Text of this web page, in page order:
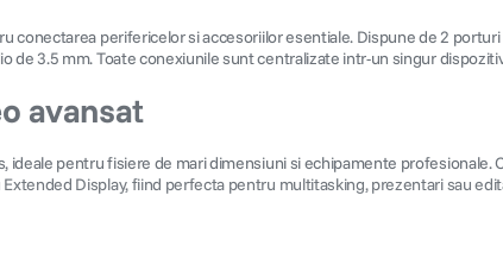
perifericelor si accesoriilor esentiale. Dispune de 2
de 3.5 mm. Toate conexiunile sunt centralizate intr-un singur
avansat
ideale pentru fisiere de mari dimensiuni si echipamente
Extended Display, fiind perfecta pentru multitasking, prezentari sau